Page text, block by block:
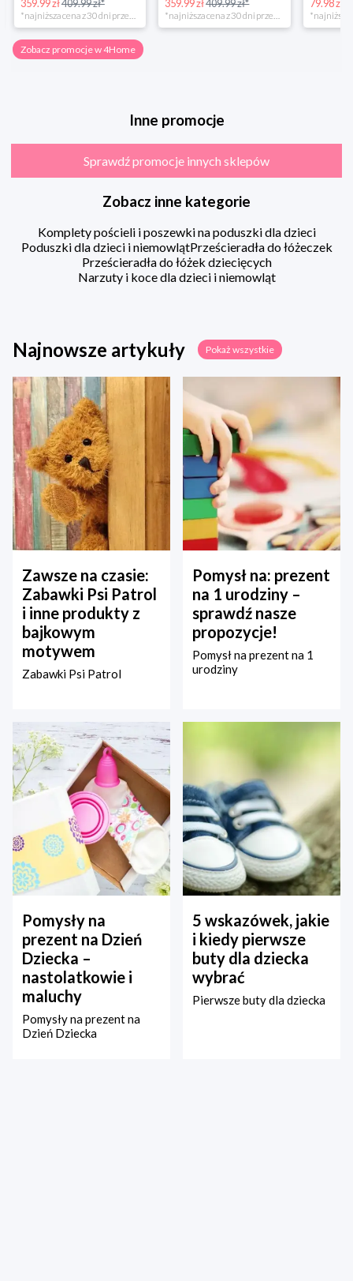
359.99 zł409.99 zł*
*najniższa cena z 30 dni przed obniżką
359.99 zł 409.99 zł*
*najniższa cena z 30 dni przed obniżką
79.98 zł
Zobacz promocje w 4Home
Inne promocje
Sprawdź promocje innych sklepów
Zobacz inne kategorie
Komplety pościeli i poszewki na poduszki dla dzieci
Poduszki dla dzieci i niemowlątPrześcieradła do łóżeczek
Prześcieradła do łóżek dziecięcych
Narzuty i koce dla dzieci i niemowląt
Najnowsze artykuły Pokaż wszystkie
Zawsze na czasie:
Zabawki Psi Patrol
i inne produkty z
bajkowym
motywem
Zabawki Psi Patrol
Pomysł na: prezent
na 1 urodziny –
sprawdź nasze
propozycje!
Pomysł na prezent na 1
urodziny
Pomysły na
prezent na Dzień
Dziecka –
nastolatkowie i
maluchy
Pomysły na prezent na
Dzień Dziecka
5 wskazówek, jakie
i kiedy pierwsze
buty dla dziecka
wybrać
Pierwsze buty dla dziecka